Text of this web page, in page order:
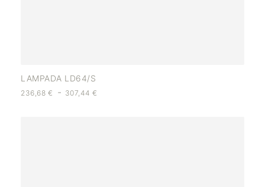
LAMPADA LD64/S
236,68 € - 307,44€